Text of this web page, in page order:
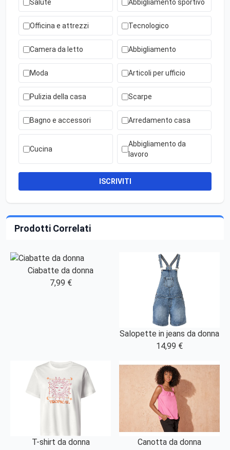
Salute Abbigliamento sportivo
Officina e attrezzi Tecnologico
Camera da letto Abbigliamento
Moda Articoli per ufficio
Pulizia della casa Scarpe
Bagno e accessori Arredamento casa
Cucina
Abbigliamento da
lavoro
ISCRIVITI
Prodotti Correlati
Ciabatte da donna
7,99 €
Salopette in jeans da donna
14,99 €
T-shirt da donna
Canotta da donna